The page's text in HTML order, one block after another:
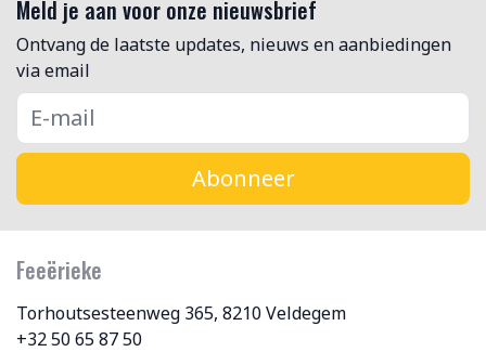
Meld je aan voor onze nieuwsbrief
Ontvang de laatste updates, nieuws en aanbiedingen
via email
Abonneer
Feeërieke
Torhoutsesteenweg 365, 8210 Veldegem
+32 50 65 87 50